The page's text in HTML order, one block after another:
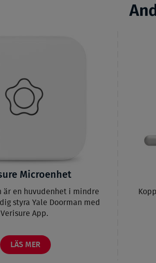
Microenhet
är en huvudenhet i mindre
styra Yale Doorman med
Verisure App.
LÄS MER